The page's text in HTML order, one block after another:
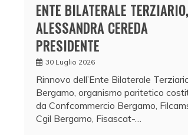
ENTE BILATERALE TERZIARIO,
ALESSANDRA CEREDA
PRESIDENTE
30 Luglio 2026
Rinnovo dell’Ente Bilaterale
Bergamo, organismo paritetico
da Confcommercio Bergamo,
Cgil Bergamo, Fisascat-…